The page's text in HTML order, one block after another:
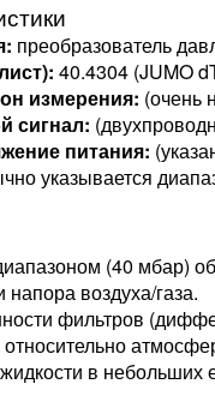
преобразователь
40.4304 (JUMO
измерения: (очень
сигнал:
питания:
указывается
(40 мбар)
воздуха/газа.
фильтров
в небольших